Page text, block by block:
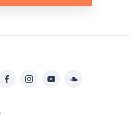
FacebookInstagramYouTubeSoundcloud